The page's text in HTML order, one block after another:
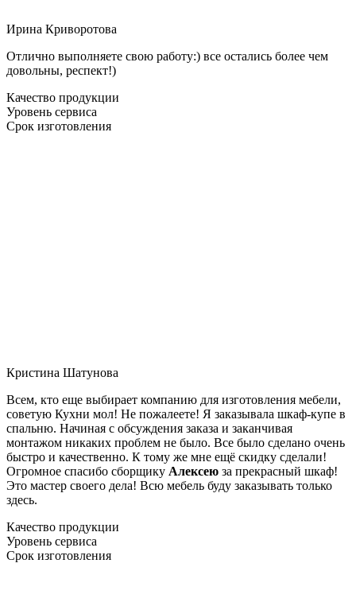
Ирина Криворотова
Отлично выполняете свою работу:) все остались более чем
довольны, респект!)
Качество продукции
Уровень сервиса
Срок изготовления
Кристина Шатунова
Всем, кто еще выбирает компанию для изготовления мебели,
советую Кухни мол! Не пожалеете! Я заказывала шкаф-купе в
спальню. Начиная с обсуждения заказа и заканчивая
монтажом никаких проблем не было. Все было сделано очень
быстро и качественно. К тому же мне ещё скидку сделали!
Огромное спасибо сборщику Алексею за прекрасный шкаф!
Это мастер своего дела! Всю мебель буду заказывать только
здесь.
Качество продукции
Уровень сервиса
Срок изготовления